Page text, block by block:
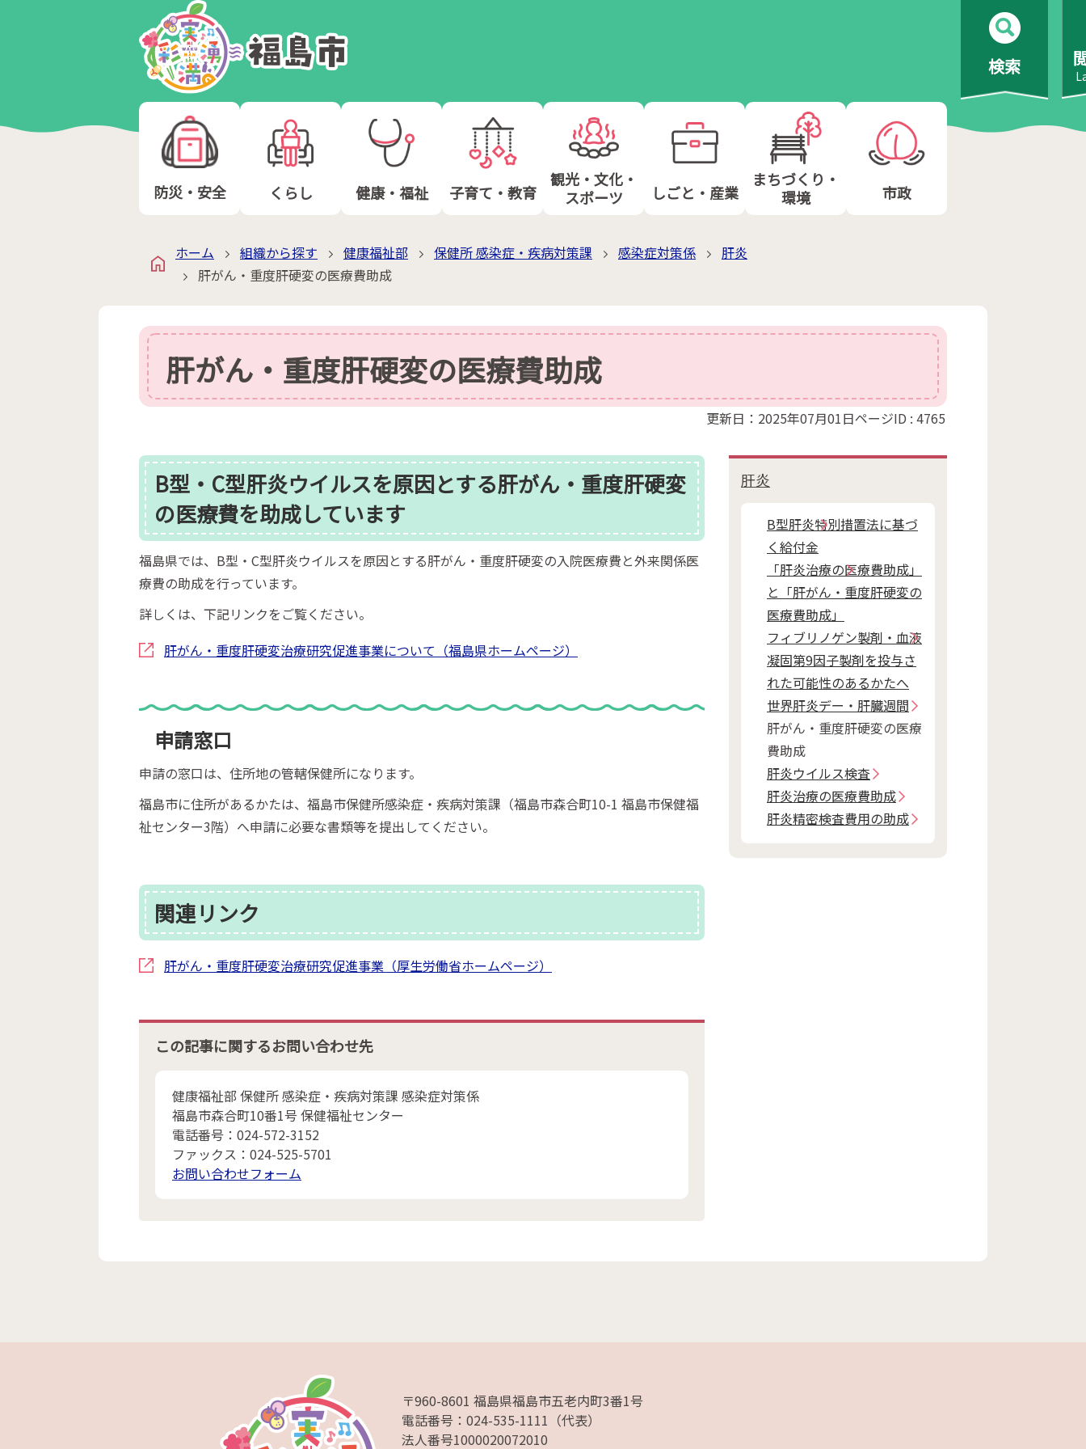
検索
防災・安全 くらし 健康・福祉 子育て・教育
観光・文化・
スポーツ
しごと・産業
まちづくり・
環境
市政
ホーム 組織から探す 健康福祉部 保健所 感染症・疾病対策課 感染症対策係
肝炎
肝がん・重度肝硬変の医療費助成
肝がん・重度肝硬変の医療費助成
更新日：2025年07月01日ページID : 4765
B型・C型肝炎ウイルスを原因とする肝がん・重度肝硬変
の医療費を助成しています
福島県では、B型・C型肝炎ウイルスを原因とする肝がん・重度肝硬変の入院医療費と外来関係医
療費の助成を行っています。
詳しくは、下記リンクをご覧ください。
肝がん・重度肝硬変治療研究促進事業について（福島県ホームページ）
申請窓口
申請の窓口は、住所地の管轄保健所になります。
福島市に住所があるかたは、福島市保健所感染症・疾病対策課（福島市森合町10-1 福島市保健福
祉センター3階）へ申請に必要な書類等を提出してください。
関連リンク
肝がん・重度肝硬変治療研究促進事業（厚生労働省ホームページ）
この記事に関するお問い合わせ先
健康福祉部 保健所 感染症・疾病対策課 感染症対策係
福島市森合町10番1号 保健福祉センター
電話番号：024-572-3152
ファックス：024-525-5701
お問い合わせフォーム
肝炎
B型肝炎特別措置法に基づ
く給付金
「肝炎治療の医療費助成」
と「肝がん・重度肝硬変の
医療費助成」
フィブリノゲン製剤・血液
凝固第9因子製剤を投与さ
れた可能性のあるかたへ
世界肝炎デー・肝臓週間
肝がん・重度肝硬変の医療
費助成
肝炎ウイルス検査
肝炎治療の医療費助成
肝炎精密検査費用の助成
〒960-8601 福島県福島市五老内町3番1号
電話番号：024-535-1111（代表）
法人番号1000020072010